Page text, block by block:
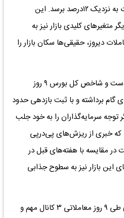
بازدهی نماگر سهام در این مدت به نزدیک ۱۲درصد برسد. این
متغیر‌های کلیدی بازار نیز به
دیروز، حقیقی‌ها سکان بازار را
نیمه نخست سال رو به پایان است و شاخص کل بورس ۹ روز
برداشته و با ثبت بازدهی حدود
۹ روز، بار دیگر توجه سرمایه‌گذاران را به خود جلب
خبری از ریزش‌های پی‌در‌پی
مقایسه با هفته‌های قبل در
این بازار نیز به سطوح جذابی
جایی که دماسنج تالار شیشه‌ای طی ۹ روز معاملاتی ۳ کانال مهم و